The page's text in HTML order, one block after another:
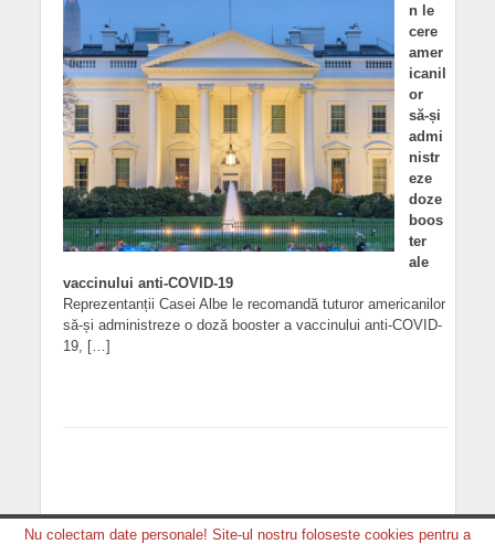
n le
cere
amer
icanil
or
să-și
admi
nistr
eze
doze
boos
ter
ale
vaccinului anti-COVID-19
Reprezentanții Casei Albe le recomandă tuturor americanilor
să-și administreze o doză booster a vaccinului anti-COVID-
19, […]
Nu colectam date personale! Site-ul nostru foloseste cookies pentru a